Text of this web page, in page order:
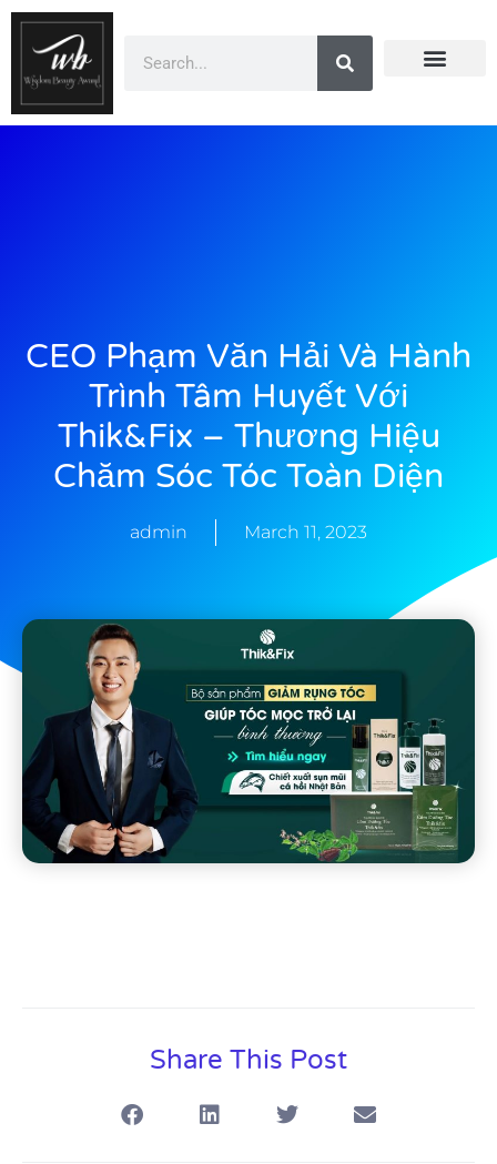
CEO Phạm Văn Hải Và Hành
Trình Tâm Huyết Với
Thik&Fix – Thương Hiệu
Chăm Sóc Tóc Toàn Diện
admin March 11, 2023
Share This Post